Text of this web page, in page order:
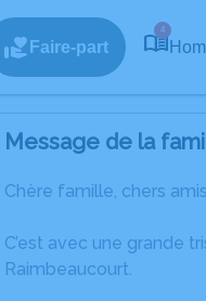
Faire-part
4
Message de la
Chère famille, chers
C’est avec une grande
Raimbeaucourt.